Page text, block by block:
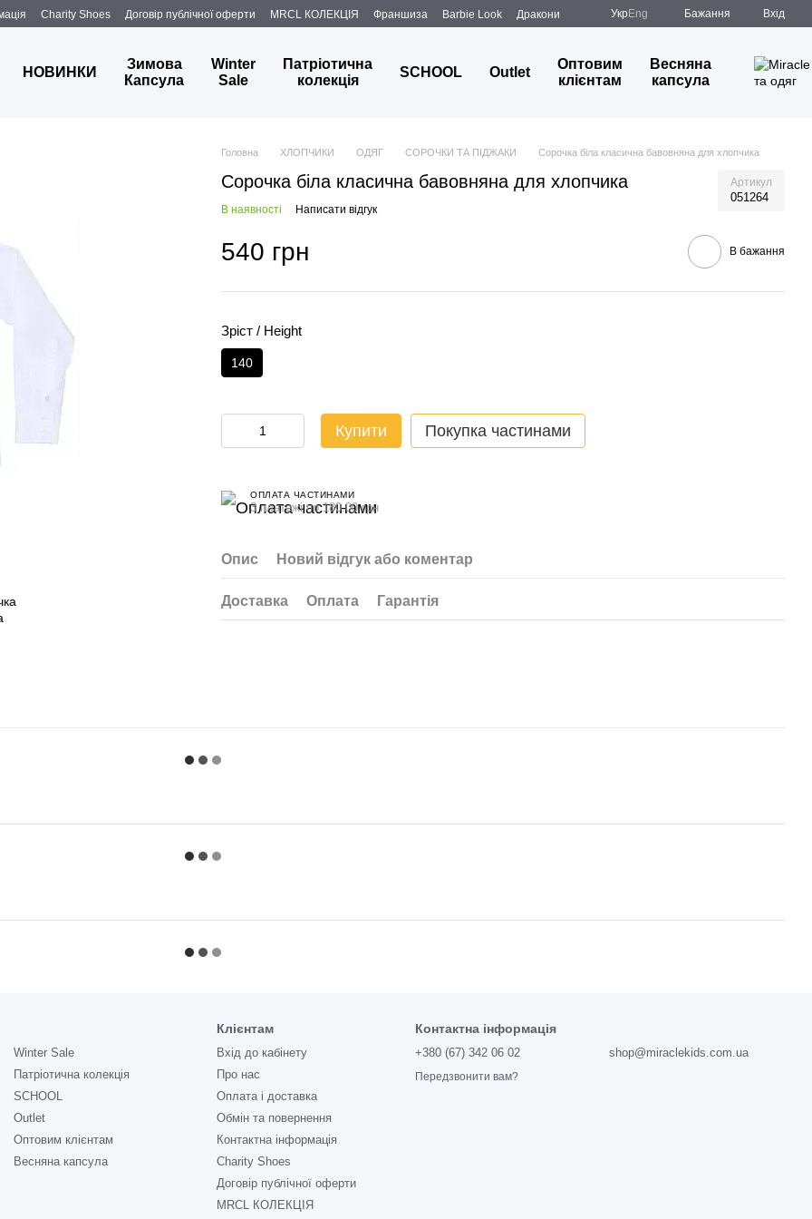
Charity Shoes Договір публічної оферти MRCL КОЛЕКЦІЯ Франшиза Barbie Look Дракони Укр Eng Бажання Вхід
НОВИНКИ
Зимова
Капсула
Winter
Sale
Патріотична
колекція
SCHOOL Outlet
Оптовим
клієнтам
Весняна
капсула
Головна ХЛОПЧИКИ ОДЯГ СОРОЧКИ ТА ПІДЖАКИ Сорочка біла класична бавовняна для хлопчика
Сорочка біла класична бавовняна для хлопчика Артикул
051264
В наявності Написати відгук
540 грн В бажання
Зріст / Height
140
Купити Покупка частинами
ОПЛАТА ЧАСТИНАМИ
3 платежі по 180.00 грн
Опис Новий відгук або коментар
Доставка Оплата Гарантія
Winter Sale
Патріотична колекція
SCHOOL
Outlet
Оптовим клієнтам
Весняна капсула
Клієнтам
Вхід до кабінету
Про нас
Оплата і доставка
Обмін та повернення
Контактна інформація
Charity Shoes
Договір публічної оферти
MRCL КОЛЕКЦІЯ
Контактна інформація
+380 (67) 342 06 02
Передзвонити вам?
shop@miraclekids.com.ua